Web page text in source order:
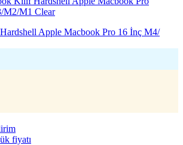
Apple Macbook Pro 16 İnç M4/
fiyatı